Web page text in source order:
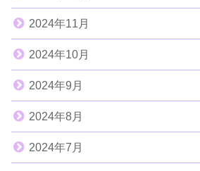
2024年11月
2024年10月
2024年9月
2024年8月
2024年7月